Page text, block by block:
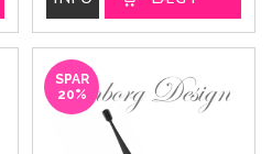
SPAR
20%